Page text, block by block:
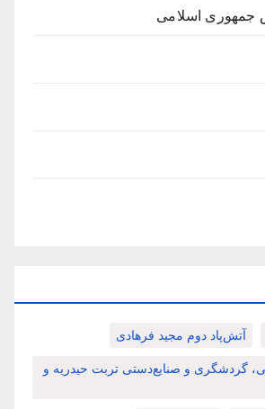
جمهوری اسلامی
آتش‌پاد دوم مجید فرهادی
گردشگری و صنایع‌دستی تربت حیدریه و